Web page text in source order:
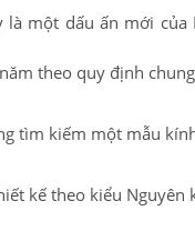
là một dấu ấn mới
theo quy định
tìm kiếm một mẫu
kế theo kiểu